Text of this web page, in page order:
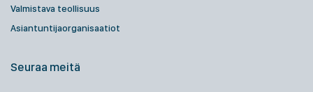
Valmistava teollisuus
Asiantuntijaorganisaatiot
Seuraa meitä